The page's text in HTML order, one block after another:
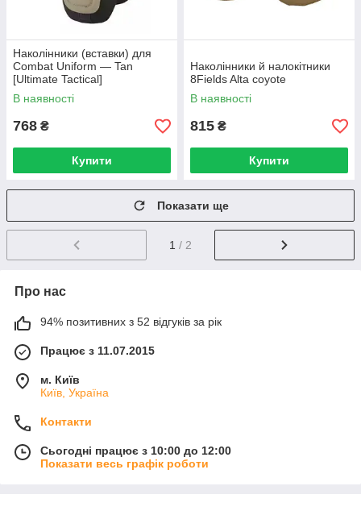
Наколінники (вставки) для
Combat Uniform — Tan
[Ultimate Tactical]
В наявності
768 ₴
Купити
Наколінники й налокітники
8Fields Alta coyote
В наявності
815 ₴
Купити
Показати ще
1 / 2
Про нас
94% позитивних з 52 відгуків за рік
Працює з 11.07.2015
м. Київ
Київ, Україна
Контакти
Сьогодні працює з 10:00 до 12:00
Показати весь графік роботи